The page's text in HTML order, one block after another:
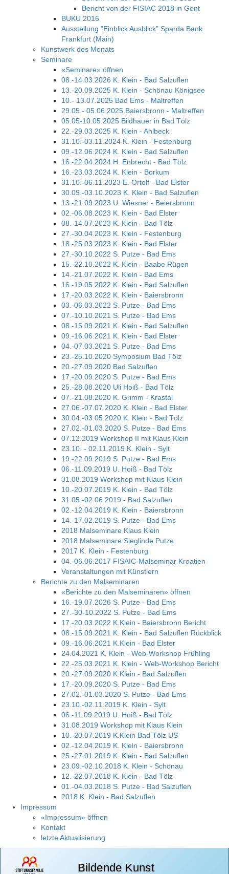
Bericht von der FISIAC 2018 in Gent
BUKU 2016
Ausstellung "Einblick Ausblick" Sparda Bank
Frankfurt (Main)
Kunstwerk des Monats
Seminare
«Seminare» öffnen
08.-14.03.2026 K. Klein - Bad Salzuflen
13.-20.09.2025 K. Klein - Schönau Königsee
10.- 13.07.2025 Bad Ems - Maltreffen
29.05.- 05.06.2025 Baiersbronn - Maltreffen
05.05-10.05.2025 Bildhauer in Bad Tölz
22.-29.03.2025 K. Klein - Ahlbeck
31.10.-03.11.2024 K. Klein - Festenburg
09.-12.06.2024 K. Klein - Bad Salzuflen
16.-22.04.2024 H. Enbrecht - Bad Tölz
16.-23.03.2024 K. Klein - Borkum
31.10.-06.11.2023 E. Ortolf - Bad Elster
30.09.-03.10.2023 K. Klein - Bad Salzuflen
13.-21.09.2023 U. Wiesner - Beiersbronn
02.-06.08.2023 K. Klein - Bad Elster
08.-14.07.2023 K. Klein - Bad Tölz
27.-30.04.2023 K. Klein - Festenburg
18.-25.03.2023 K. Klein - Bad Elster
27.-30.10.2022 S. Putze - Bad Ems
15.-22.10.2022 K. Klein - Baabe Rügen
14.-21.07.2022 K. Klein - Bad Ems
16.-19.05.2022 K. Klein - Bad Salzuflen
17.-20.03.2022 K. Klein - Baiersbronn
03.-06.03.2022 S. Putze - Bad Ems
07.-10.10.2021 S. Putze - Bad Ems
08.-15.09.2021 K. Klein - Bad Salzuflen
09.-16.06.2021 K. Klein - Bad Elster
04.-07.03.2021 S. Putze - Bad Ems
23.-25.10.2020 Symposium Bad Tölz
20.-27.09.2020 Bad Salzuflen
17.-20.09.2020 S. Putze - Bad Ems
25.-28.08.2020 Uli Hoiß - Bad Tölz
07.-21.08.2020 K. Grimm - Krastal
27.06.-07.07.2020 K. Klein - Bad Elster
30.04.-03.05.2020 K. Klein - Bad Tölz
27.02.-01.03.2020 S. Putze - Bad Ems
07.12.2019 Workshop II mit Klaus Klein
23.10. - 02.11.2019 K. Klein - Sylt
19.-22.09.2019 S. Putze - Bad Ems
06.-11.09.2019 U. Hoiß - Bad Tölz
31.08.2019 Workshop mit Klaus Klein
10.-20.07.2019 K. Klein - Bad Tölz
31.05.-02.06.2019 - Bad Salzuflen
02.-12.04.2019 K. Klein - Baiersbronn
14.-17.02.2019 S. Putze - Bad Ems
2018 Malseminare Klaus Klein
2018 Malseminare Sieglinde Putze
2017 K. Klein - Festenburg
04.-06.06.2017 FISAIC-Malseminar Kroatien
Veranstaltungen mit Künstlern
Berichte zu den Malseminaren
«Berichte zu den Malseminaren» öffnen
16.-19.07.2026 S. Putze - Bad Ems
27.-30-10.2022 S. Putze - Bad Ems
17.-20.03.2022 K.Klein - Baiersbronn Bericht
08.-15.09.2021 K. Klein - Bad Salzuflen Rückblick
09.-16.06.2021 K.Klein - Bad Elster
24.04.2021 K. Klein - Web-Workshop Frühling
22.-25.03.2021 K. Klein - Web-Workshop Bericht
20.-27.09.2020 K.Klein - Bad Salzuflen
17.-20.09.2020 S. Putze - Bad Ems
27.02.-01.03.2020 S. Putze - Bad Ems
23.10.-02.11.2019 K. Klein - Sylt
06.-11.09.2019 U. Hoiß - Bad Tölz
31.08.2019 Workshop mit Klaus Klein
10.-20.07.2019 K.Klein Bad Tölz US
02.-12.04.2019 K. Klein - Baiersbronn
25.-27.01.2019 K. Klein - Bad Salzuflen
23.09.-02.10.2018 K. Klein - Schönau
12.-22.07.2018 K. Klein - Bad Tölz
01.-04.03.2018 S. Putze - Bad Salzuflen
2018 K. Klein - Bad Salzuflen
Impressum
«Impressum» öffnen
Kontakt
letzte Aktualisierung
Bildende Kunst